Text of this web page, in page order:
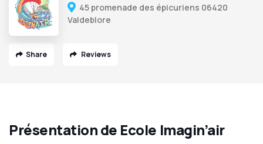
45 promenade des épicuriens 06420
Valdeblore
Share Reviews
Présentation de Ecole Imagin’air